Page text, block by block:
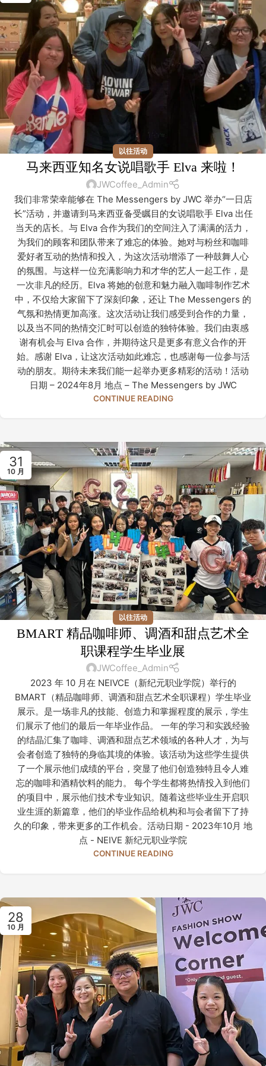
以往活动
马来西亚知名女说唱歌手 Elva 来啦！
JWCoffee_Admin
我们非常荣幸能够在 The Messengers by JWC 举办“一日店
长”活动，并邀请到马来西亚备受瞩目的女说唱歌手 Elva 出任
当天的店长。与 Elva 合作为我们的空间注入了满满的活力，
为我们的顾客和团队带来了难忘的体验。她对与粉丝和咖啡
爱好者互动的热情和投入，为这次活动增添了一种鼓舞人心
的氛围。与这样一位充满影响力和才华的艺人一起工作，是
一次非凡的经历。Elva 将她的创意和魅力融入咖啡制作艺术
中，不仅给大家留下了深刻印象，还让 The Messengers 的
气氛和热情更加高涨。这次活动让我们感受到合作的力量，
以及当不同的热情交汇时可以创造的独特体验。我们由衷感
谢有机会与 Elva 合作，并期待这只是更多有意义合作的开
始。感谢 Elva，让这次活动如此难忘，也感谢每一位参与活
动的朋友。期待未来我们能一起举办更多精彩的活动！活动
日期 – 2024年8月 地点 – The Messengers by JWC
CONTINUE READING
31
10 月
以往活动
BMART 精品咖啡师、调酒和甜点艺术全
职课程学生毕业展
JWCoffee_Admin
2023 年 10 月在 NEIVCE（新纪元职业学院）举行的
BMART（精品咖啡师、调酒和甜点艺术全职课程）学生毕业
展示。是一场非凡的技能、创造力和掌握程度的展示，学生
们展示了他们的最后一年毕业作品。 一年的学习和实践经验
的结晶汇集了咖啡、调酒和甜点艺术领域的各种人才，为与
会者创造了独特的身临其境的体验。该活动为这些学生提供
了一个展示他们成绩的平台，突显了他们创造独特且令人难
忘的咖啡和酒精饮料的能力。 每个学生都将热情投入到他们
的项目中，展示他们技术专业知识。随着这些毕业生开启职
业生涯的新篇章，他们的毕业作品给机构和与会者留下了持
久的印象，带来更多的工作机会。活动日期 - 2023年10月 地
点 - NEIVE 新纪元职业学院
CONTINUE READING
28
10 月